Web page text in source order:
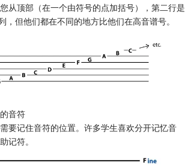
从顶部（在一个由符号的点加括号），第二行是
，但他们都在不同的地方比他们在高音谱号。
音符
要记住音符的位置。许多学生喜欢分开记忆音
记符。